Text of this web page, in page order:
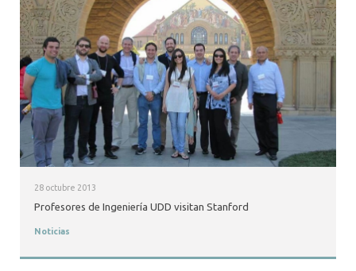
28 octubre 2013
Profesores de Ingeniería UDD visitan Stanford
Noticias